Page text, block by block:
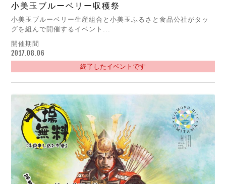
小美玉ブルーベリー収穫祭
小美玉ブルーベリー生産組合と小美玉ふるさと食品公社がタッ
グを組んで開催するイベント...
開催期間
2017.08.06
終了したイベントです